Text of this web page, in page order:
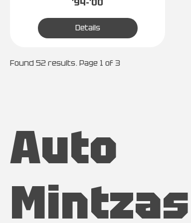
Details
Found 52 results. Page 1 of 3
Auto
Mintzas